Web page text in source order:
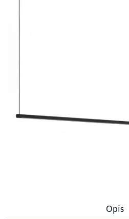
Opis